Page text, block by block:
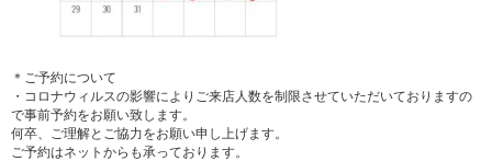
＊ご予約について
・コロナウィルスの影響によりご来店人数を制限させていただいておりますの
で事前予約をお願い致します。
何卒、ご理解とご協力をお願い申し上げます。
ご予約はネットからも承っております。